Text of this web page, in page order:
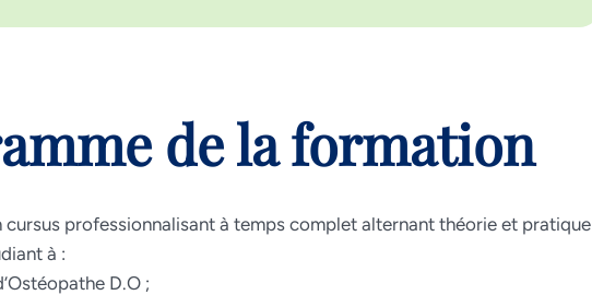
de la formation
professionnalisant à temps complet alternant théorie et pratique
à :
D.O ;